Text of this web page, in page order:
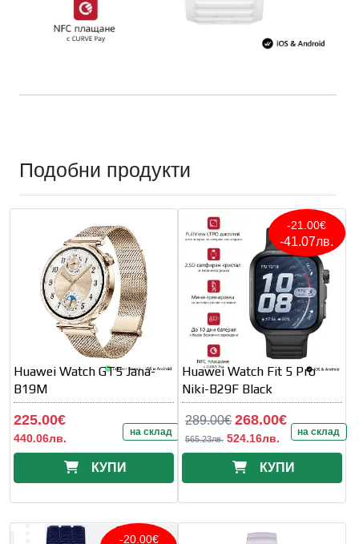
Подобни продукти
Huawei Watch GT5 Jana-
B19M
225.00€
440.06лв. на склад
КУПИ
-21.00€
-41.07лв.
Huawei Watch Fit 5 Pro
Niki-B29F Black
289.00€ 268.00€
565.23лв. 524.16лв. на склад
КУПИ
-20.00€